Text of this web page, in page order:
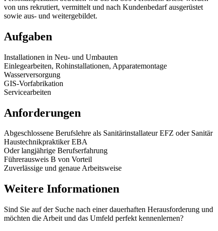
von uns rekrutiert, vermittelt und nach Kundenbedarf ausgerüstet
sowie aus- und weitergebildet.
Aufgaben
Installationen in Neu- und Umbauten
Einlegearbeiten, Rohinstallationen, Apparatemontage
Wasserversorgung
GIS-Vorfabrikation
Servicearbeiten
Anforderungen
Abgeschlossene Berufslehre als Sanitärinstallateur EFZ oder Sanitär
Haustechnikpraktiker EBA
Oder langjährige Berufserfahrung
Führerausweis B von Vorteil
Zuverlässige und genaue Arbeitsweise
Weitere Informationen
Sind Sie auf der Suche nach einer dauerhaften Herausforderung und
möchten die Arbeit und das Umfeld perfekt kennenlernen?